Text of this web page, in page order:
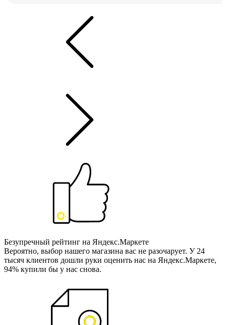
Безупречный рейтинг на Яндекс.Маркете
Вероятно, выбор нашего магазина вас не разочарует. У 24
тысяч клиентов дошли руки оценить нас на Яндекс.Маркете,
94% купили бы у нас снова.